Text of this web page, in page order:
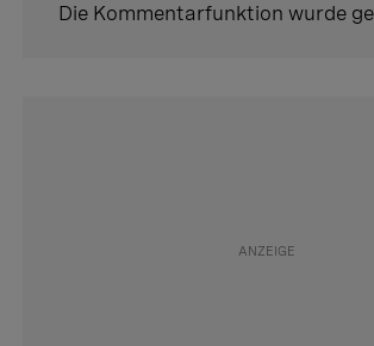
Die Kommentarfunktion wurde